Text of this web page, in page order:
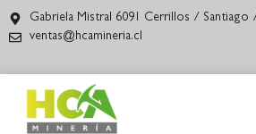
Gabriela Mistral 6091 Cerrillos / Santiago
ventas@hcamineria.cl